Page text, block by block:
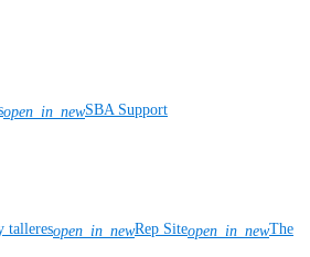
open_in_newSBA Support
talleresopen_in_newRep Siteopen_in_newThe